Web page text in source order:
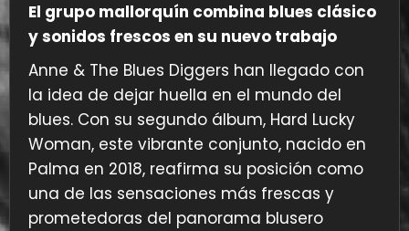
El grupo mallorquín combina blues clásico
y sonidos frescos en su nuevo trabajo
Anne & The Blues Diggers han llegado con
la idea de dejar huella en el mundo del
blues. Con su segundo álbum, Hard Lucky
Woman, este vibrante conjunto, nacido en
Palma en 2018, reafirma su posición como
una de las sensaciones más frescas y
prometedoras del panorama blusero